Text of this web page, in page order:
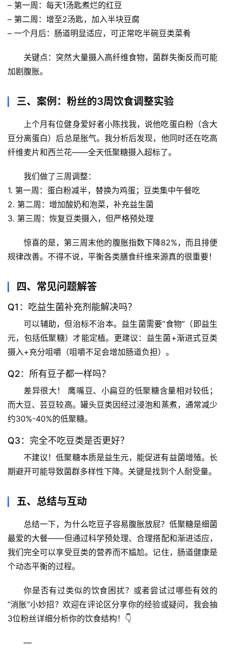
表
自
物
人
体
秘
档
案
宇
文
科
科
前
心
驿
辟
求
– 第一周：每天1汤匙煮烂的红豆
– 第二周：增至2汤匙，加入半块豆腐
– 一个月后：肠道明显适应，可正常吃半碗豆类菜肴
关键点 ：突然大量摄入高纤维食物，菌群失衡反而可能
加剧腹胀。
三、案例：粉丝的3周饮食调整实验
上个月有位健身爱好者小陈找我，说他吃蛋白粉（含大
豆分离蛋白）后总是胀气。我分析后发现，他同时还在吃高
纤维麦片和西兰花——全天低聚糖摄入超标了。
我们做了三周调整：
1. 第一周 ：蛋白粉减半，替换为鸡蛋；豆类集中午餐吃
2. 第二周 ：增加酸奶和泡菜，补充益生菌
3. 第三周 ：恢复豆类摄入，但严格预处理
惊喜的是， 第三周末他的腹胀指数下降82%，而且排便
规律改善。不得不说，平衡各类膳食纤维来源真的很重要！
四、常见问题解答
Q1：吃益生菌补充剂能解决吗？
可以辅助，但治标不治本。益生菌需要“食物”（即益生
元，包括低聚糖）才能定植。更建议：益生菌+渐进式豆类
摄入+充分咀嚼（咀嚼不足会增加肠道负担）。
Q2：所有豆子都一样吗？
差异很大！
鹰嘴豆、小扁豆的低聚糖含量相对较低；
而大豆、芸豆较高。罐头豆类因经过浸泡和蒸煮，通常减少
约30%-40%的低聚糖。
Q3：完全不吃豆类是否更好？
不建议！低聚糖本质是益生元，能促进有益菌增殖。长
期避开可能导致菌群多样性下降。关键是找到个人耐受量。
五、总结与互动
总结一下， 为什么吃豆子容易腹胀放屁？低聚糖是细菌
最爱的大餐——但通过科学预处理、合理搭配和渐进适应，
我们完全可以享受豆类的营养而不尴尬。记住，肠道健康是
个动态平衡的过程。
你是否有过类似的饮食困扰？或者尝试过哪些有效的
“消胀”小妙招？ 欢迎在评论区分享你的经验或疑问 ，我会抽
3位粉丝详细分析你的饮食结构！👇
—